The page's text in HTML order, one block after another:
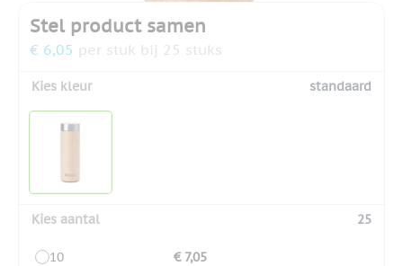
Stel product samen
€ 6,05 per stuk bij 25 stuks
Kies kleur standaard
Kies aantal 25
10
€ 7,05